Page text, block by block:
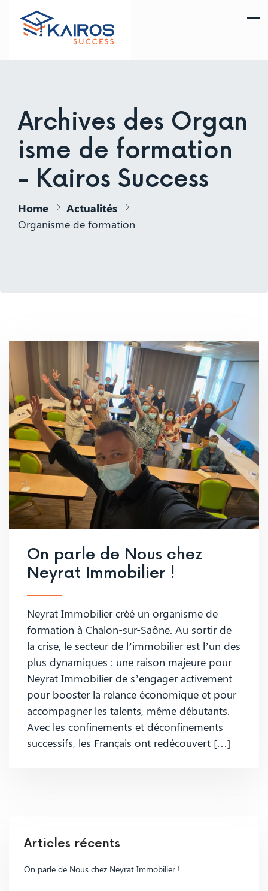
Archives des Organ
isme de formation
- Kairos Success
Home
Actualités
Organisme de formation
On parle de Nous chez
Neyrat Immobilier !
Neyrat Immobilier créé un organisme de
formation à Chalon-sur-Saône. Au sortir de
la crise, le secteur de l’immobilier est l’un des
plus dynamiques : une raison majeure pour
Neyrat Immobilier de s’engager activement
pour booster la relance économique et pour
accompagner les talents, même débutants.
Avec les confinements et déconfinements
successifs, les Français ont redécouvert […]
Articles récents
On parle de Nous chez Neyrat Immobilier !